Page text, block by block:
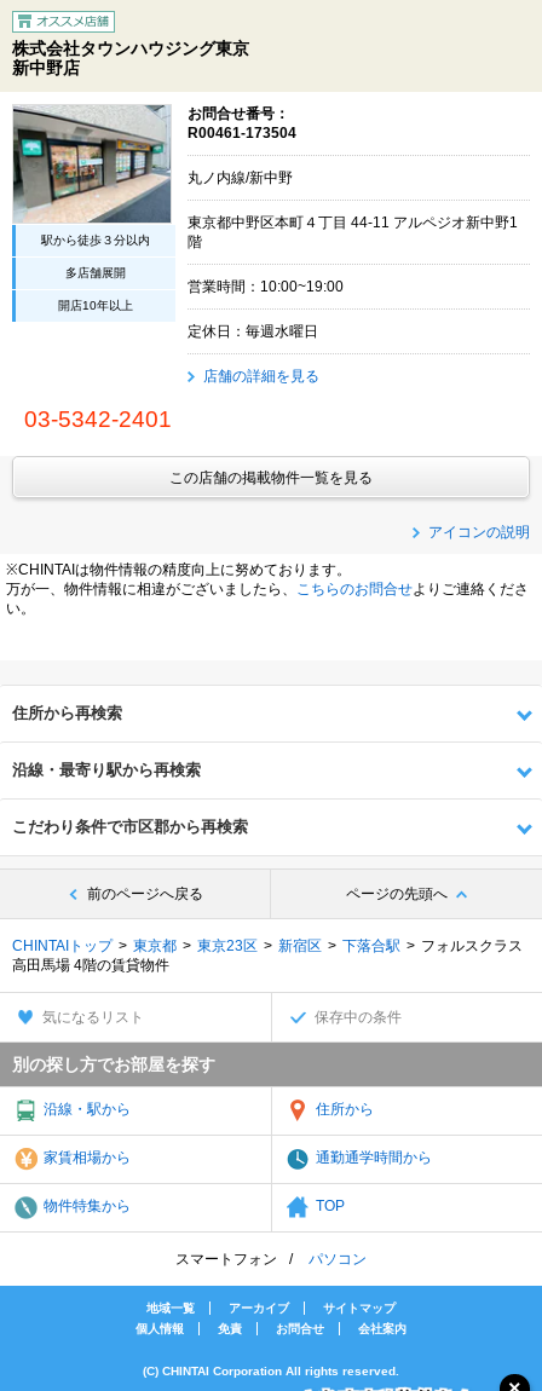
株式会社タウンハウジング東京
新中野店
駅から徒歩３分以内
多店舗展開
開店10年以上
お問合せ番号：
R00461-173504
丸ノ内線/新中野
東京都中野区本町４丁目 44-11 アルペジオ新中野1
階
営業時間：10:00~19:00
定休日：毎週水曜日
店舗の詳細を見る
03-5342-2401
この店舗の掲載物件一覧を見る
アイコンの説明
※CHINTAIは物件情報の精度向上に努めております。
万が一、物件情報に相違がございましたら、
こちらのお問合せよりご連絡くださ
い。
住所から再検索
沿線・最寄り駅から再検索
こだわり条件で市区郡から再検索
前のページへ戻る ページの先頭へ
CHINTAIトップ 東京都 東京23区 新宿区 下落合駅
フォルスクラス
高田馬場 4階の賃貸物件
気になるリスト 保存中の条件
別の探し方でお部屋を探す
沿線・駅から 住所から
家賃相場から 通勤通学時間から
物件特集から TOP
スマートフォン パソコン
地域一覧 アーカイブ
サイトマップ
個人情報
免責 お問合せ 会社案内
(C) CHINTAI Corporation All rights reserved.